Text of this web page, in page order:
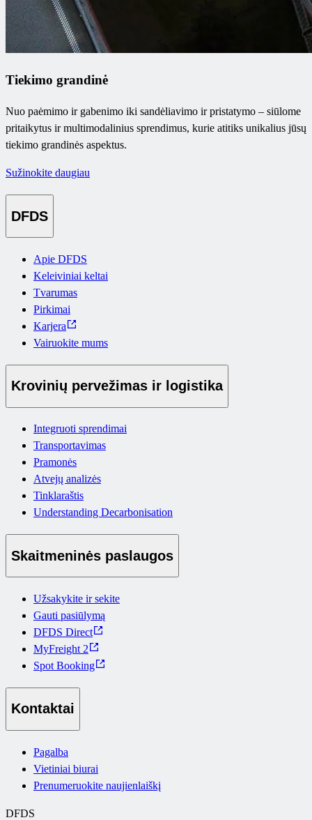
Tiekimo grandinė
Nuo paėmimo ir gabenimo iki sandėliavimo ir pristatymo – siūlome
pritaikytus ir multimodalinius sprendimus, kurie atitiks unikalius jūsų
tiekimo grandinės aspektus.
Sužinokite daugiau
DFDS
Apie DFDS
Keleiviniai keltai
Tvarumas
Pirkimai
Karjera
Vairuokite mums
Krovinių pervežimas ir logistika
Integruoti sprendimai
Transportavimas
Pramonės
Atvejų analizės
Tinklaraštis
Understanding Decarbonisation
Skaitmeninės paslaugos
Užsakykite ir sekite
Gauti pasiūlymą
DFDS Direct
MyFreight 2
Spot Booking
Kontaktai
Pagalba
Vietiniai biurai
Prenumeruokite naujienlaiškį
DFDS